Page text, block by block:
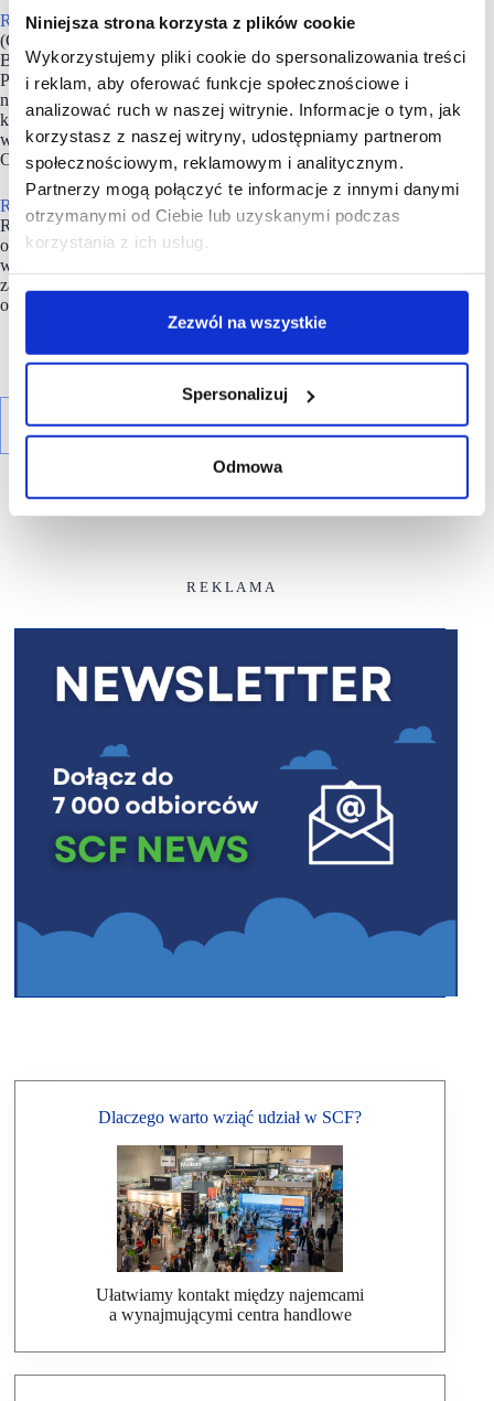
Niniejsza strona korzysta z plików cookie
Wykorzystujemy pliki cookie do spersonalizowania treści
i reklam, aby oferować funkcje społecznościowe i
analizować ruch w naszej witrynie. Informacje o tym, jak
korzystasz z naszej witryny, udostępniamy partnerom
społecznościowym, reklamowym i analitycznym.
Partnerzy mogą połączyć te informacje z innymi danymi
otrzymanymi od Ciebie lub uzyskanymi podczas
korzystania z ich usług.
Zezwól na wszystkie
Spersonalizuj
Odmowa
Redkom Developmentoddał do użytku ponad 60 000 m2
(GLA) parków handlowych w Polsce: Park Glinianka (obecnie
BIG Łubna) pod Warszawą, Ozimska Park w Opolu, Comfy
Park Bielik w Bielsku-Białej i Przystanek Karkonosze
na przedmieściach Karpacza. Spółka jest w trakcie budowy
kolejnych obiektów handlowych, w tym obiektu
w Bydgoszczy (Comfy Park Bydgoszcz), Dzierżoniowie,
Otwocku, Lublinie i Białymstoku.
Redkom Developmentzostał trzykrotnie uhonorowany tytułem
Retail Developer of the Year (CEE Retail Awards 2025 i 2026
oraz Baltic Real Estate Awards 2025). Spółka została również
wyróżniona nagrodami za oddane do użytku obiekty, w tym
za Park Glinianka, Ozimską Park, Comfy Park Bielik
oraz za park handlowy w budowie – Comfy Park Bydgoszcz.
R E K L A M A
Dlaczego warto wziąć udział w SCF?
Ułatwiamy kontakt między najemcami
a wynajmującymi centra handlowe